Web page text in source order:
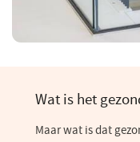
Wat is het
Maar wat is dat